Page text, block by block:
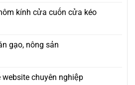
kính cửa cuốn cửa kéo
gạo, nông sản
website chuyên nghiệp